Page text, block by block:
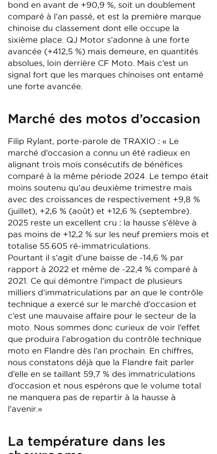
bond en avant de +90,9 %, soit un doublement
comparé à l’an passé, et est la première marque
chinoise du classement dont elle occupe la
sixième place. QJ Motor s’adonne à une forte
avancée (+412,5 %) mais demeure, en quantités
absolues, loin derrière CF Moto. Mais c’est un
signal fort que les marques chinoises ont entamé
une forte avancée.
Marché des motos d’occasion
Filip Rylant, porte-parole de TRAXIO : « Le
marché d’occasion a connu un été radieux en
alignant trois mois consécutifs de bénéfices
comparé à la même période 2024. Le tempo était
moins soutenu qu’au deuxième trimestre mais
avec des croissances de respectivement +9,8 %
(juillet), +2,6 % (août) et +12,6 % (septembre).
2025 reste un excellent cru : la hausse s’élève à
pas moins de +12,2 % sur les neuf premiers mois et
totalise 55.605 ré-immatriculations.
Pourtant il s’agit d’une baisse de -14,6 % par
rapport à 2022 et même de -22,4 % comparé à
2021. Ce qui démontre l’impact de plusieurs
milliers d’immatriculations par an que le contrôle
technique a exercé sur le marché d’occasion et
c’est une mauvaise affaire pour le secteur de la
moto. Nous sommes donc curieux de voir l’effet
que produira l’abrogation du contrôle technique
moto en Flandre dès l’an prochain. En chiffres,
nous constatons déjà que la Flandre fait parler
d’elle en se taillant 59,7 % des immatriculations
d’occasion et nous espérons que le volume total
ne manquera pas de repartir à la hausse à
l’avenir.»
La température dans les